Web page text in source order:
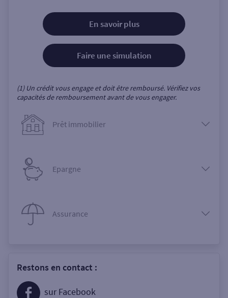
En savoir plus
Faire une simulation
(1) Un crédit vous engage et doit être remboursé. Vérifiez vos
capacités de remboursement avant de vous engager.
Prêt immobilier
Epargne
Assurance
Restons en contact :
sur Facebook